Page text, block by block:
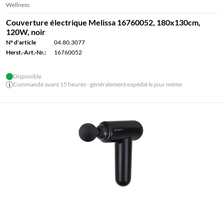
Wellness
Couverture électrique Melissa 16760052, 180x130cm,
120W, noir
N° d'article
04.80.3077
Herst.-Art.-Nr.:
16760052
Disponible
Commandé avant 15 heures - généralement expédié le jour même